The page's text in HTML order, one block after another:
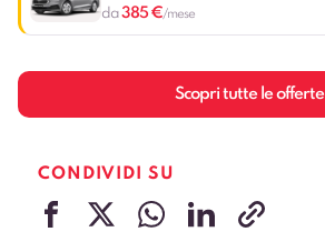
da385 €/mese
Scopri tutte le offerte
CONDIVIDI SU